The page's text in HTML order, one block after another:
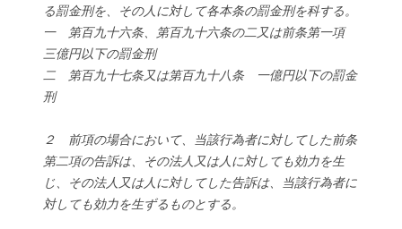
る罰金刑を、その人に対して各本条の罰金刑を科する。
一 第百九十六条、第百九十六条の二又は前条第一項
三億円以下の罰金刑
二 第百九十七条又は第百九十八条 一億円以下の罰金
刑
２ 前項の場合において、当該行為者に対してした前条
第二項の告訴は、その法人又は人に対しても効力を生
じ、その法人又は人に対してした告訴は、当該行為者に
対しても効力を生ずるものとする。